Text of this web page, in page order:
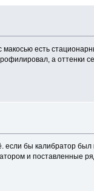
есть
а оттенки
если бы калибратор
и поставленные